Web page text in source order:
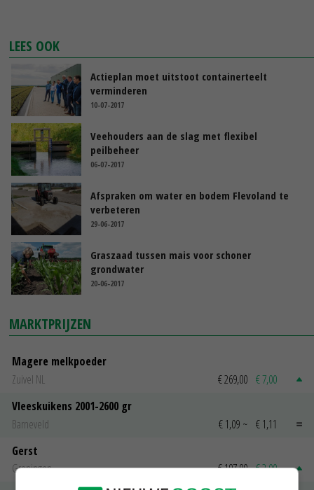
LEES OOK
Actieplan moet uitstoot containerteelt
verminderen
10-07-2017
Veehouders aan de slag met flexibel
peilbeheer
06-07-2017
Afspraken om water en bodem Flevoland te
verbeteren
29-06-2017
Graszaad tussen mais voor schoner
grondwater
20-06-2017
MARKTPRIJZEN
Magere melkpoeder
Zuivel NL
€ 269,00 € 7,00
Vleeskuikens 2001-2600 gr
Barneveld
€ 1,09 ~ € 1,11
Gerst
Groningen
€ 197,00 € 2,00